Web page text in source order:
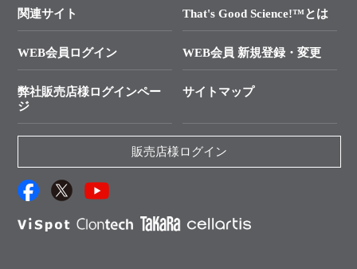
タカラバイオ発表文献
プライマー設計
制限酵素切断サイトの検索
ユーザーズボイス集
抗体検索サイト
├ 受託サービスお問い合わせ
資料請求 機器関連
資料請求 受託関連
資料請求 核酸抽出・精製カタログ
サンプル請求一覧
関連サイト That's Good Science!™とは
WEB会員ログイン WEB会員 新規登録・変更
弊社販売店様ログインペー
ジ
サイトマップ
販売店様ログイン